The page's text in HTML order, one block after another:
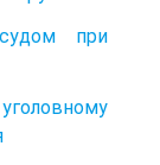
при